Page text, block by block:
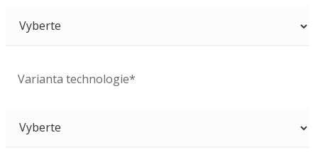
Varianta technologie*